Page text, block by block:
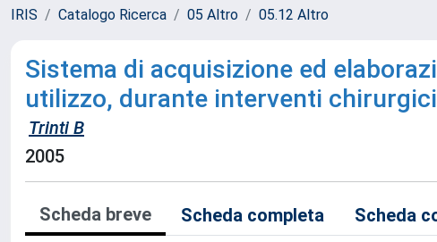
IRIS Catalogo Ricerca 05 Altro 05.12 Altro
Sistema di acquisizione ed
utilizzo, durante interventi
Trinti B
2005
Scheda breve Scheda completa Scheda